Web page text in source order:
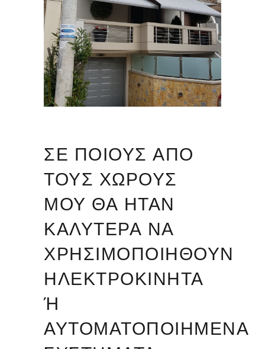
ΣΕ ΠΟΙΟΥΣ ΑΠΌ
ΤΟΥΣ ΧΏΡΟΥΣ
ΜΟΥ ΘΑ ΉΤΑΝ
ΚΑΛΎΤΕΡΑ ΝΑ
ΧΡΗΣΙΜΟΠΟΙΗΘΟΎΝ
ΗΛΕΚΤΡΟΚΊΝΗΤΑ
Ή Α
ΥΤΟΜΑΤΟΠΟΙΗΜΈΝΑ Σ